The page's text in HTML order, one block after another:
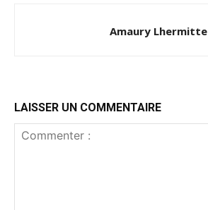
Amaury Lhermitte
LAISSER UN COMMENTAIRE